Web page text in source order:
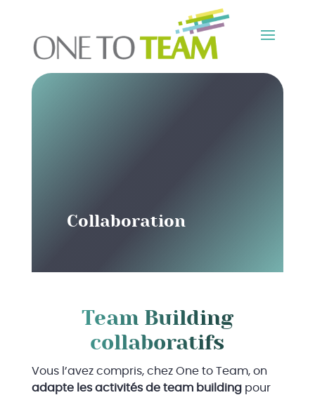
Collaboration
Team Building
collaboratifs
Vous l’avez compris, chez One to Team, on
adapte les activités de team buildingpour